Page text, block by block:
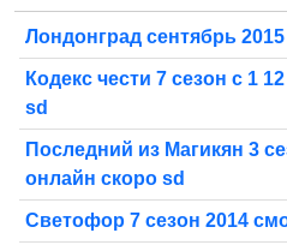
Лондонград сентябрь
Кодекс чести 7 сезон с 1
sd
Последний из Магикян 3
онлайн скоро sd
Светофор 7 сезон 2014